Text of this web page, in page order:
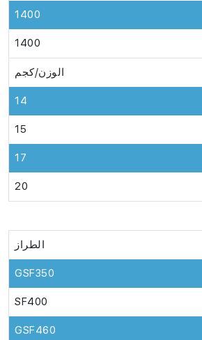
1400
1400
الوزن/كجم
14
15
17
20
الطراز
GSF350
SF400
GSF460